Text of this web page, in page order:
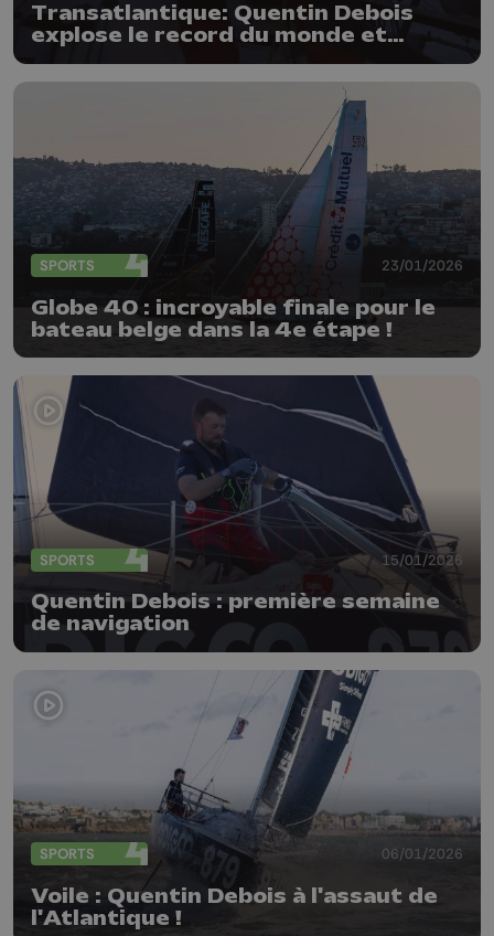
Transatlantique: Quentin Debois
explose le record du monde et
SPORTS 23/01/2026
Globe 40 : incroyable finale pour le
bateau belge dans la 4e étape !
SPORTS 15/01/2026
Quentin Debois : première semaine
de navigation
SPORTS 06/01/2026
Voile : Quentin Debois à l'assaut de
l'Atlantique !